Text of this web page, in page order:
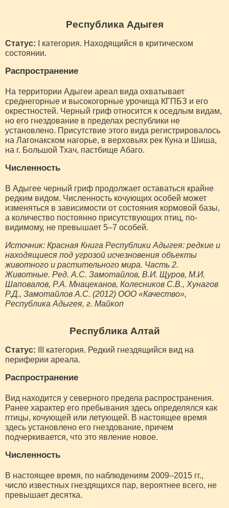
Республика Адыгея
Статус: I категория. Находящийся в критическом
состоянии.
Распространение
На территории Адыгеи ареал вида охватывает
среднегорные и высокогорные урочища КГПБЗ и его
окрестностей. Черный гриф относится к оседлым видам,
но его гнездование в пределах республики не
установлено. Присутствие этого вида регистрировалось
на Лагонакском нагорье, в верховьях рек Куна и Шиша,
на г. Большой Тхач, пастбище Абаго.
Численность
В Адыгее черный гриф продолжает оставаться крайне
редким видом. Численность кочующих особей может
изменяться в зависимости от состояния кормовой базы,
а количество постоянно присутствующих птиц, по-
видимому, не превышает 5–7 особей.
Источник: Красная Книга Республики Адыгея: редкие и
находящиеся под угрозой исчезновения объекты
животного и растительного мира. Часть 2.
Животные. Ред. А.С. Замотайлов, В.И. Щуров, М.И.
Шаповалов, Р.А. Мнацеканов, Колесников С.В., Хунагов
Р.Д., Замотайлов А.С. (2012) ООО «Качество»,
Республика Адыгея, г. Майкоп
Республика Алтай
Статус: III категория. Редкий гнездящийся вид на
периферии ареала.
Распространение
Вид находится у северного предела распространения.
Ранее характер его пребывания здесь определялся как
птицы, кочующей или летующей. В настоящее время
здесь установлено его гнездование, причем
подчеркивается, что это явление новое.
Численность
В настоящее время, по наблюдениям 2009–2015 гг.,
число известных гнездящихся пар, вероятнее всего, не
превышает десятка.